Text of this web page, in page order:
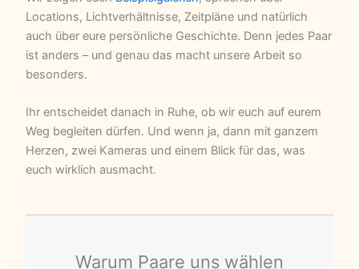
Locations, Lichtverhältnisse, Zeitpläne und natürlich
auch über eure persönliche Geschichte. Denn jedes Paar
ist anders – und genau das macht unsere Arbeit so
besonders.
Ihr entscheidet danach in Ruhe, ob wir euch auf eurem
Weg begleiten dürfen. Und wenn ja, dann mit ganzem
Herzen, zwei Kameras und einem Blick für das, was
euch wirklich ausmacht.
Warum Paare uns wählen